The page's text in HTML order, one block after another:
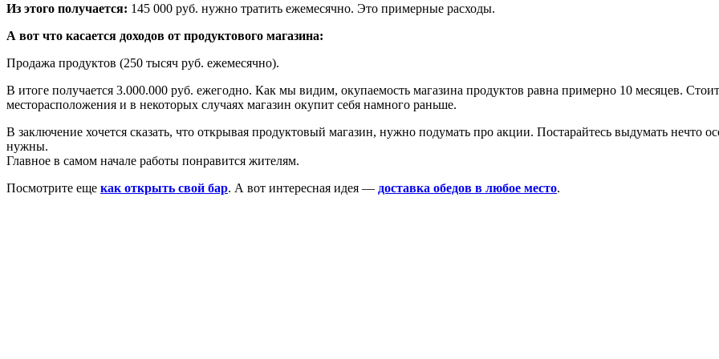
Из этого получается: 145 000 руб. нужно тратить ежемесячно. Это примерные расходы.
А вот что касается доходов от продуктового магазина:
Продажа продуктов (250 тысяч руб. ежемесячно).
В итоге получается 3.000.000 руб. ежегодно. Как мы видим, окупаемость магазина продуктов равна примерно 10 месяцев.
месторасположения и в некоторых случаях магазин окупит себя намного раньше.
В заключение хочется сказать, что открывая продуктовый магазин, нужно подумать про акции. Постарайтесь выдумать нечто
нужны.
Главное в самом начале работы понравится жителям.
Посмотрите еще как открыть свой бар. А вот интересная идея — доставка обедов в любое место.